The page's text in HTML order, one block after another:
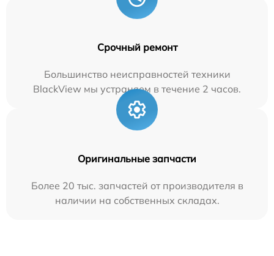
Срочный ремонт
Большинство неисправностей техники
BlackView мы устраняем в течение 2 часов.
Оригинальные запчасти
Более 20 тыс. запчастей от производителя в
наличии на собственных складах.